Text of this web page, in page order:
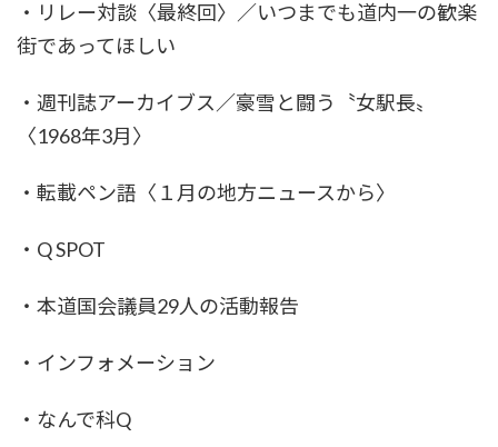
・リレー対談〈最終回〉／いつまでも道内一の歓楽
街であってほしい
・週刊誌アーカイブス／豪雪と闘う〝女駅長〟
〈1968年3月〉
・転載ペン語〈１月の地方ニュースから〉
・Q SPOT
・本道国会議員29人の活動報告
・インフォメーション
・なんで科Q